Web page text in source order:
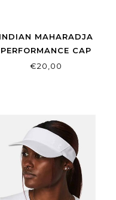
INDIAN MAHARADJA
PERFORMANCE CAP
58CM HUNTER GREEN
€20,00